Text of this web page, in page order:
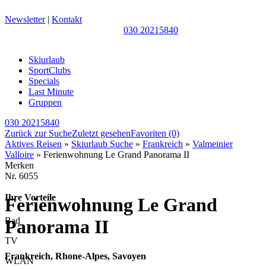
Newsletter| Kontakt
030 20215840
Skiurlaub
SportClubs
Specials
Last Minute
Gruppen
030 20215840
Zurück zur SucheZuletzt gesehenFavoriten (0)
Aktives Reisen » Skiurlaub Suche » Frankreich » Valmeinier
Valloire » Ferienwohnung Le Grand Panorama II
Merken
Nr. 6055
Ferienwohnung Le Grand
Panorama II
Frankreich, Rhone-Alpes, Savoyen
Ihre Vorteile
Bad
TV
WLAN